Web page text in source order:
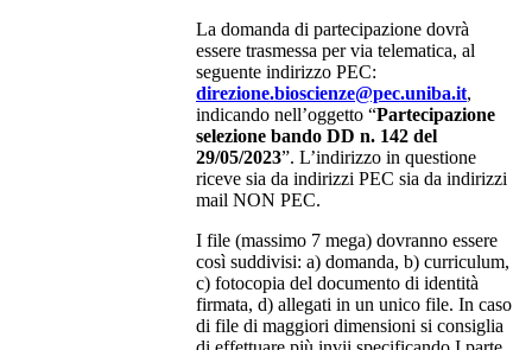
La domanda di partecipazione dovrà
essere trasmessa per via telematica, al
seguente indirizzo PEC:
direzione.bioscienze@pec.uniba.it,
indicando nell’oggetto “Partecipazione
selezione bando DD n. 142 del
29/05/2023”. L’indirizzo in questione
riceve sia da indirizzi PEC sia da indirizzi
mail NON PEC.
I file (massimo 7 mega) dovranno essere
così suddivisi: a) domanda, b) curriculum,
c) fotocopia del documento di identità
firmata, d) allegati in un unico file. In caso
di file di maggiori dimensioni si consiglia